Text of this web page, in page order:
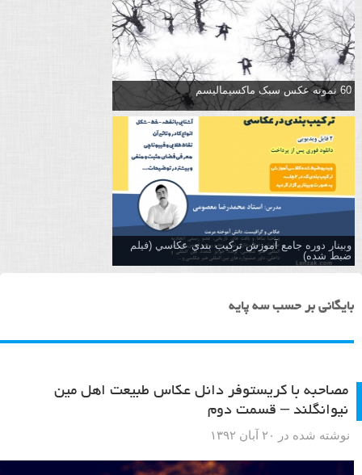
60 نمونه عکس سبک ماکسیمالیسم
وبینار دوره جامع آموزش تركيب بندي عكاسي (فیلم
ضبط شده)
بایگانی بر حسب سه پایه
مصاحبه با کریستوفر دانل عکاس طبیعت اهل مین
نیوانگلند – قسمت دوم
نوشته شده در ۲۰ آبان ۱۳۹۲